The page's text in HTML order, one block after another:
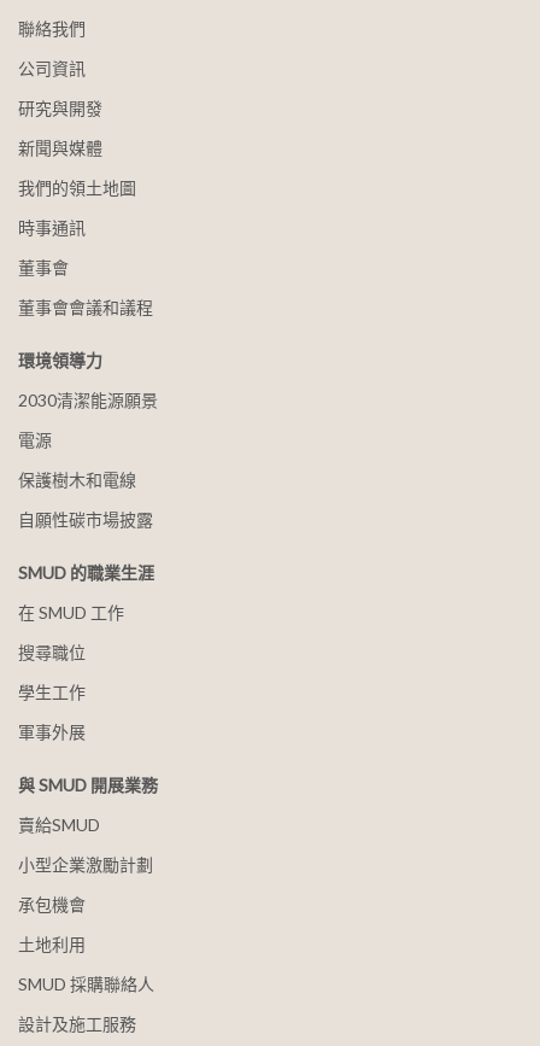
聯絡我們
公司資訊
研究與開發
新聞與媒體
我們的領土地圖
時事通訊
董事會
董事會會議和議程
環境領導力
2030清潔能源願景
電源
保護樹木和電線
自願性碳市場披露
SMUD 的職業生涯
在 SMUD 工作
搜尋職位
學生工作
軍事外展
與 SMUD 開展業務
賣給SMUD
小型企業激勵計劃
承包機會
土地利用
SMUD 採購聯絡人
設計及施工服務